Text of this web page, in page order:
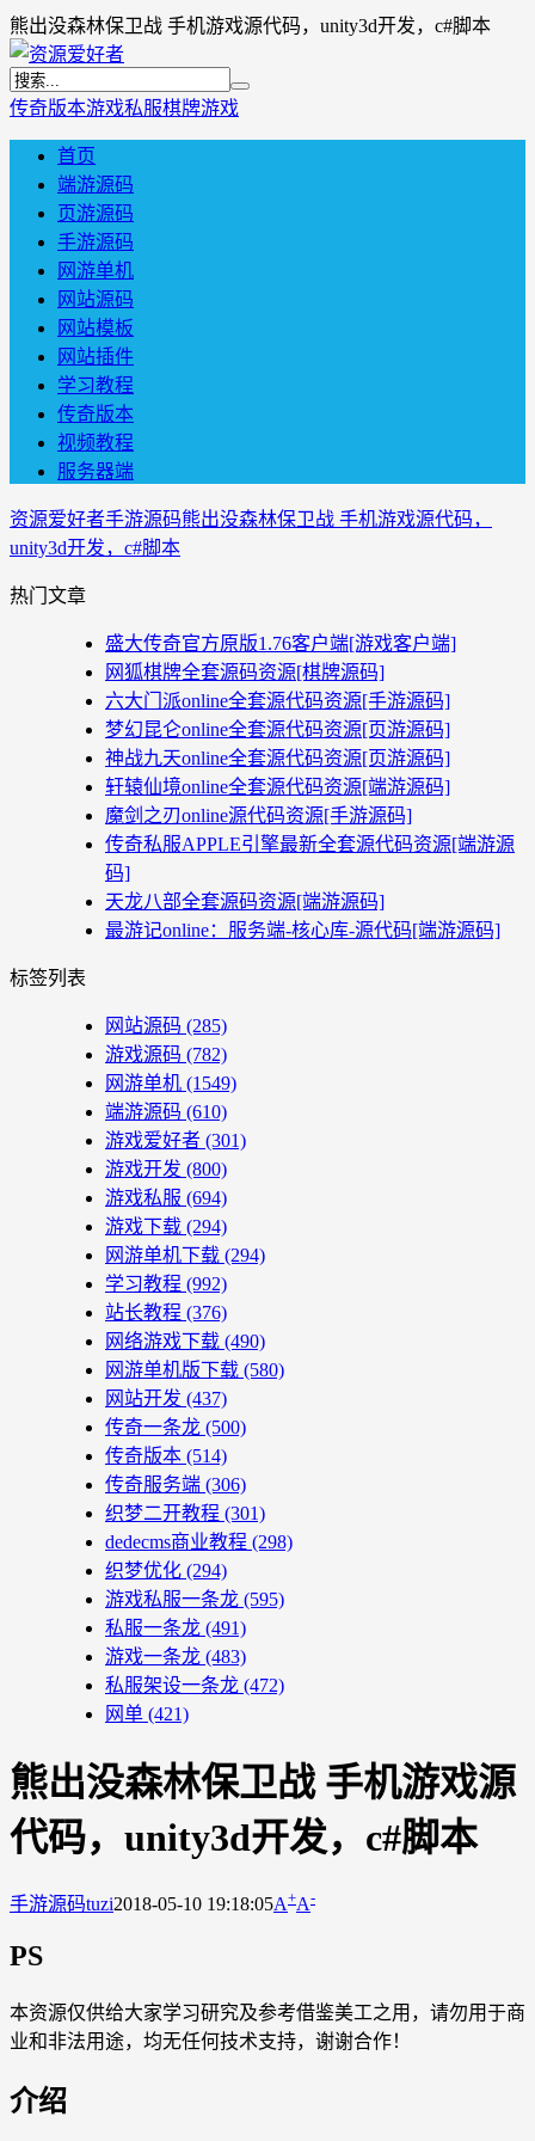
熊出没森林保卫战 手机游戏源代码，unity3d开发，c#脚本
传奇版本游戏私服棋牌游戏
首页
端游源码
页游源码
手游源码
网游单机
网站源码
网站模板
网站插件
学习教程
传奇版本
视频教程
服务器端
资源爱好者手游源码熊出没森林保卫战 手机游戏源代码，
unity3d开发，c#脚本
热门文章
盛大传奇官方原版1.76客户端[游戏客户端]
网狐棋牌全套源码资源[棋牌源码]
六大门派online全套源代码资源[手游源码]
梦幻昆仑online全套源代码资源[页游源码]
神战九天online全套源代码资源[页游源码]
轩辕仙境online全套源代码资源[端游源码]
魔剑之刃online源代码资源[手游源码]
传奇私服APPLE引擎最新全套源代码资源[端游源
码]
天龙八部全套源码资源[端游源码]
最游记online：服务端-核心库-源代码[端游源码]
标签列表
网站源码 (285)
游戏源码 (782)
网游单机 (1549)
端游源码 (610)
游戏爱好者 (301)
游戏开发 (800)
游戏私服 (694)
游戏下载 (294)
网游单机下载 (294)
学习教程 (992)
站长教程 (376)
网络游戏下载 (490)
网游单机版下载 (580)
网站开发 (437)
传奇一条龙 (500)
传奇版本 (514)
传奇服务端 (306)
织梦二开教程 (301)
dedecms商业教程 (298)
织梦优化 (294)
游戏私服一条龙 (595)
私服一条龙 (491)
游戏一条龙 (483)
私服架设一条龙 (472)
网单 (421)
熊出没森林保卫战 手机游戏源
代码，unity3d开发，c#脚本
手游源码tuzi2018-05-10 19:18:05A+A-
PS
本资源仅供给大家学习研究及参考借鉴美工之用，请勿用于商
业和非法用途，均无任何技术支持，谢谢合作！
介绍